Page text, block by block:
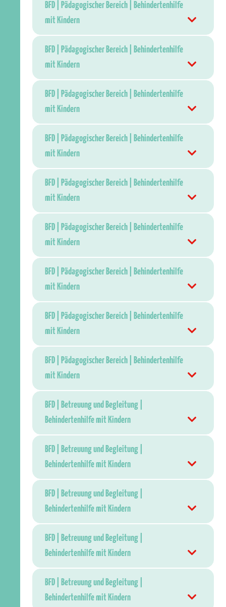
BFD | Pädagogischer Bereich | Behindertenhilfe
mit Kindern
BFD | Pädagogischer Bereich | Behindertenhilfe
mit Kindern
BFD | Pädagogischer Bereich | Behindertenhilfe
mit Kindern
BFD | Pädagogischer Bereich | Behindertenhilfe
mit Kindern
BFD | Pädagogischer Bereich | Behindertenhilfe
mit Kindern
BFD | Pädagogischer Bereich | Behindertenhilfe
mit Kindern
BFD | Pädagogischer Bereich | Behindertenhilfe
mit Kindern
BFD | Pädagogischer Bereich | Behindertenhilfe
mit Kindern
BFD | Pädagogischer Bereich | Behindertenhilfe
mit Kindern
BFD | Betreuung und Begleitung |
Behindertenhilfe mit Kindern
BFD | Betreuung und Begleitung |
Behindertenhilfe mit Kindern
BFD | Betreuung und Begleitung |
Behindertenhilfe mit Kindern
BFD | Betreuung und Begleitung |
Behindertenhilfe mit Kindern
BFD | Betreuung und Begleitung |
Behindertenhilfe mit Kindern